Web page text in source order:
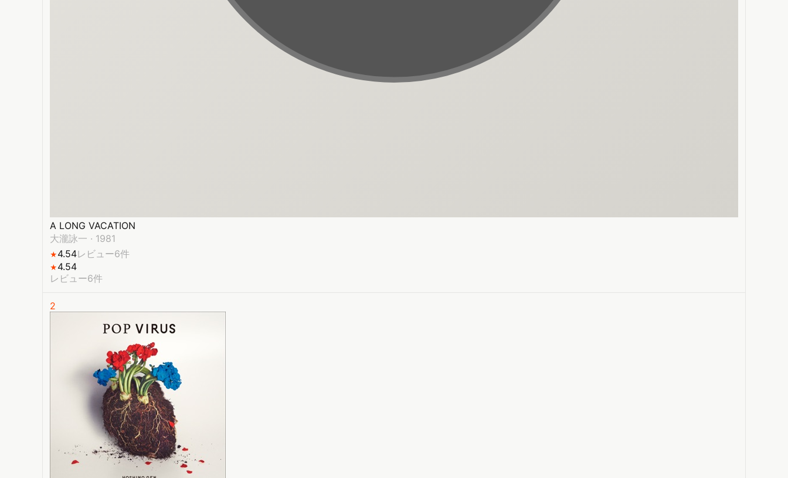
A LONG VACATION
大瀧詠一 · 1981
★ 4.54レビュー6件
★ 4.54
レビュー6件
2